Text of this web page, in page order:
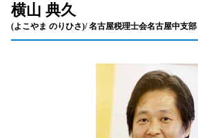
横山 典久
(よこやま のりひさ)/ 名古屋税理士会名古屋中支部